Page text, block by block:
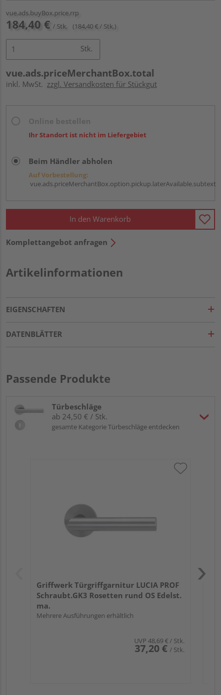
vue.ads.buyBox.price.rrp
184,40 € / Stk. (184,40 € / Stk.)
Stk.
vue.ads.priceMerchantBox.total
inkl. MwSt. zzgl. Versandkosten für Stückgut
Ihr Standort ist nicht im Liefergebiet
Beim Händler abholen
Auf Vorbestellung:
vue.ads.priceMerchantBox.option.pickup.laterAvailable.subtext
In den Warenkorb
Komplettangebot anfragen
Artikelinformationen
EIGENSCHAFTEN
DATENBLÄTTER
Passende Produkte
Türbeschläge
ab 24,50 € / Stk.
gesamte Kategorie Türbeschläge entdecken
Griffwerk Türgriffgarnitur LUCIA PROF
Schraubt.GK3 Rosetten rund OS Edelst.
ma.
Mehrere Ausführungen erhältlich
UVP 48,69 €/ Stk.
37,20 € / Stk.